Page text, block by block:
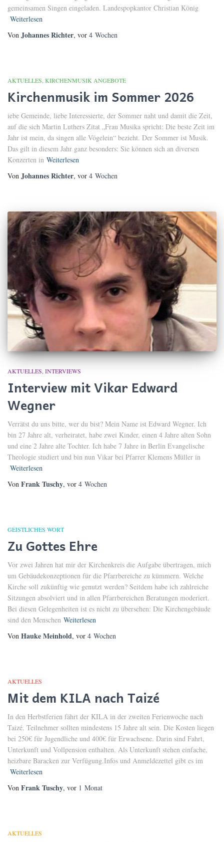
gemeinsamen Singen eingeladen. Landespopkantor Christian König
Weiterlesen
Von Johannes Richter, vor 4 Wochen
AKTUELLES KIRCHENMUSIK ANGEBOTE
Kirchenmusik im Sommer 2026
iebe Gemeinde, liebe Interessierte, der Sommer naht und damit die Zeit,
auf die sich Martin Luthers Zitat „Frau Musika spricht: Die beste Zeit im
Jahr ist mein, da singen alle Vögelein“ bezieht. Der Sommer ist Musik.
Das gilt in diesem Jahr ganz besonders: Sie können sich an diversen
Konzerten in Weiterlesen
Von Johannes Richter, vor 4 Wochen
AKTUELLES INTERVIEWS
Interview mit Vikar Edward
Wegner
Verrätst du uns bitte, wer du bist? Mein Name ist Edward Wegner. Ich
bin 27 Jahre alt, verheiratet, habe zwei Kinder, einen 4 Jahre alten Sohn
und eine 2 Jahre alte Tochter. Ich habe 7 Jahre in Berlin Evangelische
Theologie studiert und bin nun Vikar bei Pfarrer Klemens Müller in
Weiterlesen
Von Frank Tuschy, vor 4 Wochen
GEISTLICHES WORT
Zu Gottes Ehre
Vor zwei Jahren hat mir der Kirchenkreis die Aufgabe übertragen, mich
um Gebäudekonzeptionen für die Pfarrbereiche zu kümmern. Welche
Kirche soll zukünftig wie genutzt werden? Seitdem habe ich zahlreiche
Sitzungen absolviert und in allen Pfarrbereichen Beratungen moderiert.
Bei diesen Gelegenheiten ist es nicht zu übersehen: Die Kirchengebäude
sind den Menschen Weiterlesen
Von Hauke Meinhold, vor 4 Wochen
AKTUELLES
Mit dem KILA nach Taizé
In den Herbstferien fährt der KILA in der zweiten Ferienwoche nach
Taizé. Teilnehmer sollten mindestens 15 Jahre alt sein. Die Kosten liegen
bei 250€ für Jugendliche und 400€ für Erwachsene. Darin sind Fahrt,
Unterkunft und Vollpension enthalten. Als Unterkunft stehen einfache,
heizbare Baracken zur Verfügung.Infos und Anmeldezettel gibt es im
Weiterlesen
Von Frank Tuschy, vor 1 Monat
AKTUELLES